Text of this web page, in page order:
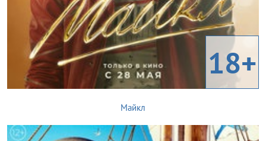
18+
Майкл